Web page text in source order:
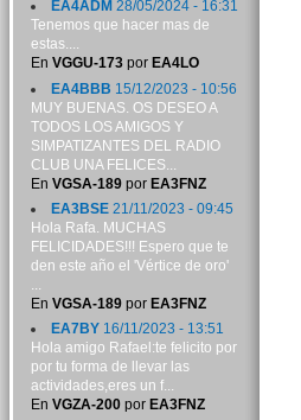
EA4ADM 28/05/2024 - 16:31
Tenemos que hacer mas de
estas....
En VGGU-173por EA4LO
EA4BBB 15/12/2023 - 10:56
MUY BUENAS. OS DESEO A
TODOS LOS AMIGOS Y
SIMPATIZANTES DEL RADIO
CLUB UNA FELICES...
En VGSA-189por EA3FNZ
EA3BSE21/11/2023 - 09:45
Hola Rafa. MUCHAS
FELICIDADES!!! Espero que te
den este año el 'Vértice de oro'
...
En VGSA-189por EA3FNZ
EA7BY16/11/2023 - 13:51
Hola amigo Rafael:te felicito por
por tu forma de llevar las
actividades,eres un f...
En VGZA-200por EA3FNZ